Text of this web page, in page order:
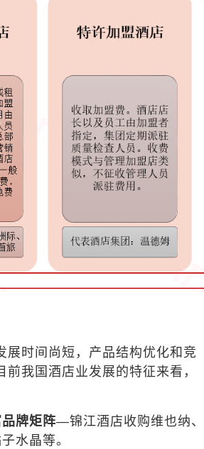
展时间尚短，产品结构优化和竞
我国酒店业发展的特征来看，
牌矩阵—锦江酒店收购维也纳、
水晶等。